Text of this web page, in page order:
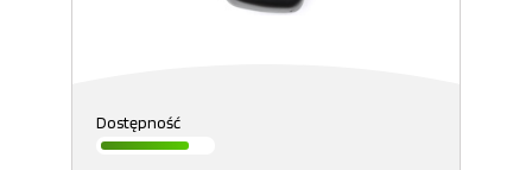
Dostępność